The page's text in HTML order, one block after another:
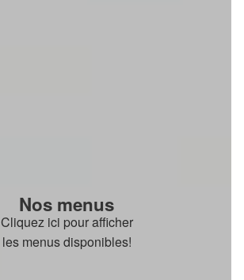
Nos menus
Cliquez ici pour afficher
les menus disponibles!